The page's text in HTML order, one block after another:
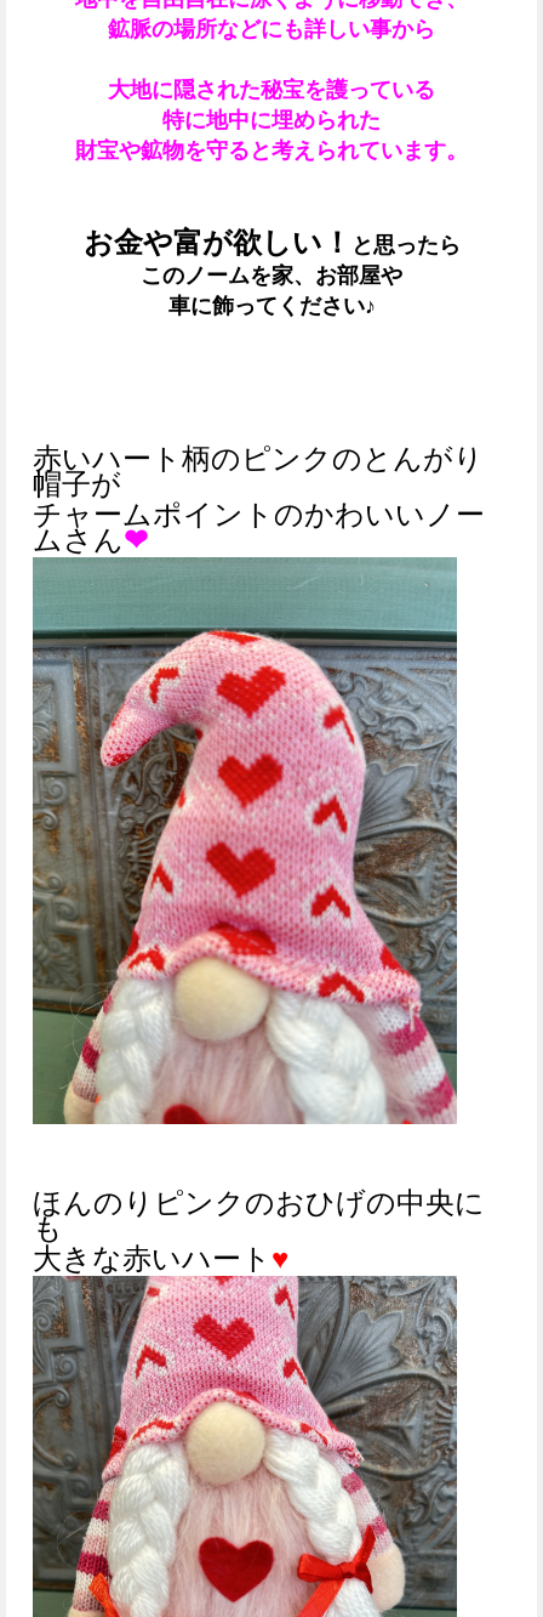
鉱脈の場所などにも詳しい事から
大地に隠された秘宝を護っている
特に地中に埋められた
財宝や鉱物を守ると考えられています。
お金や富が欲しい！ と思ったら
このノームを家、お部屋や
車に飾ってください♪
赤いハート柄のピンクのとんがり
帽子が
チャームポイントのかわいいノー
ムさん❤
ほんのりピンクのおひげの中央に
も
大きな赤いハート ♥